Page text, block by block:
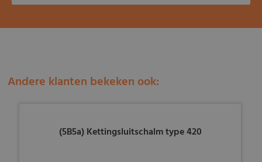
Andere klanten bekeken ook:
(5B5a) Kettingsluitschalm type 420